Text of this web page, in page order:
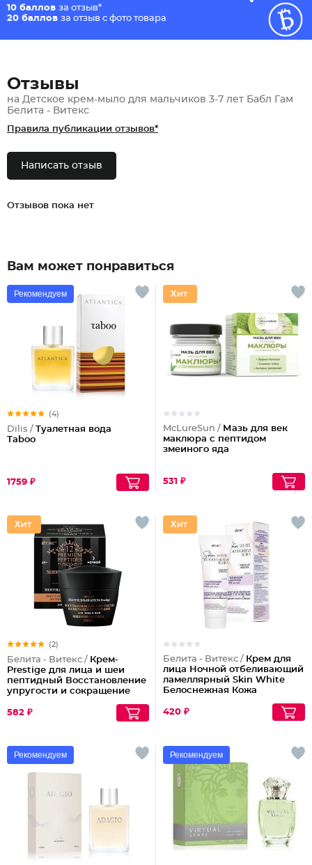
10 баллов за отзыв*
20 баллов за отзыв с фото товара
Отзывы
на Детское крем-мыло для мальчиков 3-7 лет Бабл Гам
Белита - Витекс
Правила публикации отзывов*
Написать отзыв
Отзывов пока нет
Вам может понравиться
Рекомендуем
(4)
Dilis / Туалетная вода
Taboo
1759 ₽
McLureSun / Мазь для век
маклюра с пептидом
змеиного яда
531 ₽
(2)
Белита - Витекс / Крем-
Prestige для лица и шеи
пептидный Восстановление
упругости и сокращение
582 ₽
Белита - Витекс / Крем для
лица Ночной отбеливающий
ламеллярный Skin White
Белоснежная Кожа
420 ₽
Рекомендуем Рекомендуем